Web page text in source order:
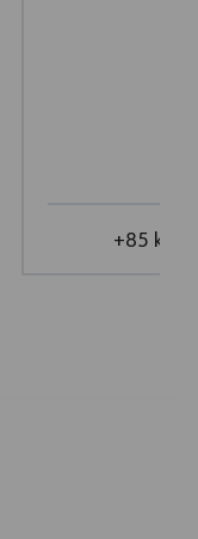
+85 kr/